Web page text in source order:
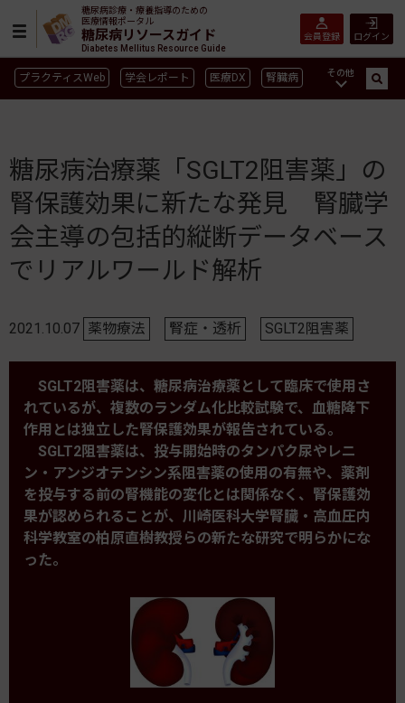
糖尿病診療・療養指導のための
医療情報ポータル
糖尿病リソースガイド
Diabetes Mellitus Resource Guide
ログイン
会員登録
プラクティスWeb 学会レポート 医療DX 腎臓病
インスリン製剤 薬物療法 食事療法 運動療法
合併症 ガイドライン
その他
糖尿病治療薬「SGLT2阻害薬」の
腎保護効果に新たな発見 腎臓学
会主導の包括的縦断データベース
でリアルワールド解析
2021.10.07 薬物療法 腎症・透析 SGLT2阻害薬
SGLT2阻害薬は、糖尿病治療薬として臨床で使用さ
れているが、複数のランダム化比較試験で、血糖降下
作用とは独立した腎保護効果が報告されている。
SGLT2阻害薬は、投与開始時のタンパク尿やレニ
ン・アンジオテンシン系阻害薬の使用の有無や、薬剤
を投与する前の腎機能の変化とは関係なく、腎保護効
果が認められることが、川崎医科大学腎臓・高血圧内
科学教室の柏原直樹教授らの新たな研究で明らかにな
った。